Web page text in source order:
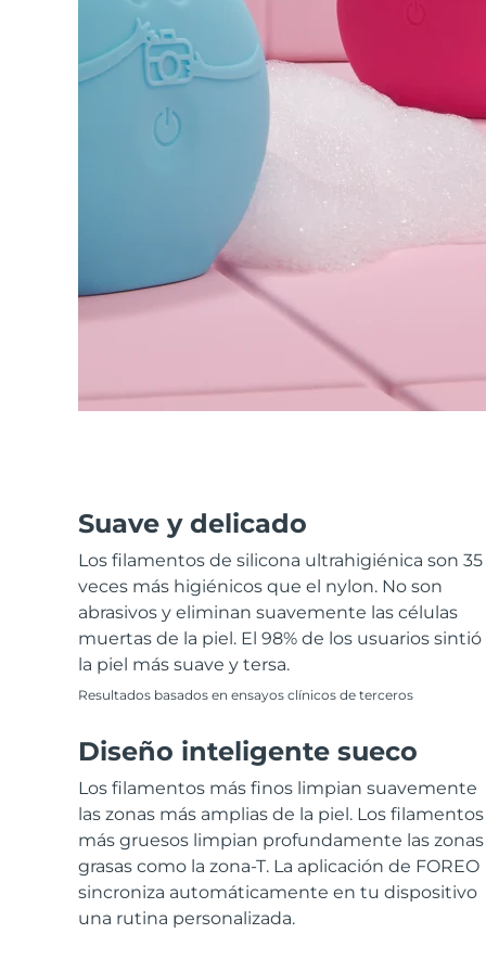
Suave y delicado
Los filamentos de silicona ultrahigiénica son 35
veces más higiénicos que el nylon. No son
abrasivos y eliminan suavemente las células
muertas de la piel. El 98% de los usuarios sintió
la piel más suave y tersa.
Resultados basados en ensayos clínicos de terceros
Diseño inteligente sueco
Los filamentos más finos limpian suavemente
las zonas más amplias de la piel. Los filamentos
más gruesos limpian profundamente las zonas
grasas como la zona-T. La aplicación de FOREO
sincroniza automáticamente en tu dispositivo
una rutina personalizada.